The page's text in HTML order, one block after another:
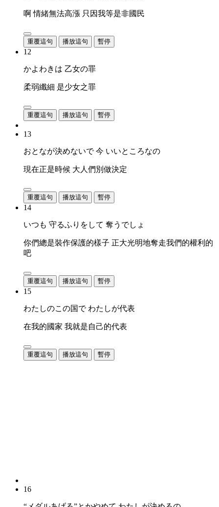
啊 情緒無法高漲 只因我等是非國民
重覆這句 播放這句 暫停
12
かよわきは 乙女の罪
柔弱纖細 是少女之罪
重覆這句 播放這句 暫停
13
おとなが決めないで 今 いいところなの
現在正是時候 大人們別做決定
重覆這句 播放這句 暫停
14
いつも 守るふりをして 奪うでしょ
你們總是裝作保護的樣子 正大光明地奪走我們的權利的
吧
重覆這句 播放這句 暫停
15
わたしのこの国で わたしが代表
在我的國家 我就是自己的代表
重覆這句 播放這句 暫停
16